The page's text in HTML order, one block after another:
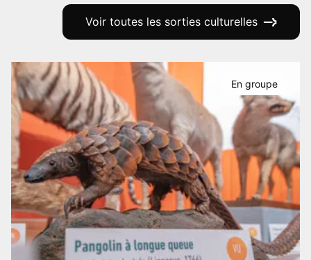
Voir toutes les sorties culturelles
En groupe